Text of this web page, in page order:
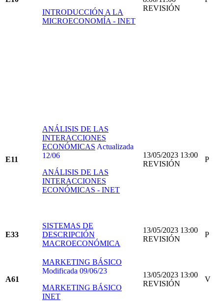
INTRODUCCIÓN A LA
MICROECONOMÍA - INET
REVISIÓN
E11
ANÁLISIS DE LAS
INTERACCIONES
ECONÓMICAS Actualizada
12/06
ANÁLISIS DE LAS
INTERACCIONES
ECONÓMICAS - INET
13/05/2023 13:00
REVISIÓN
P
E33
SISTEMAS DE
DESCRIPCIÓN
MACROECONÓMICA
13/05/2023 13:00
REVISIÓN
P
A61
MARKETING BÁSICO
Modificada 09/06/23
MARKETING BÁSICO
INET
13/05/2023 13:00
REVISIÓN
V